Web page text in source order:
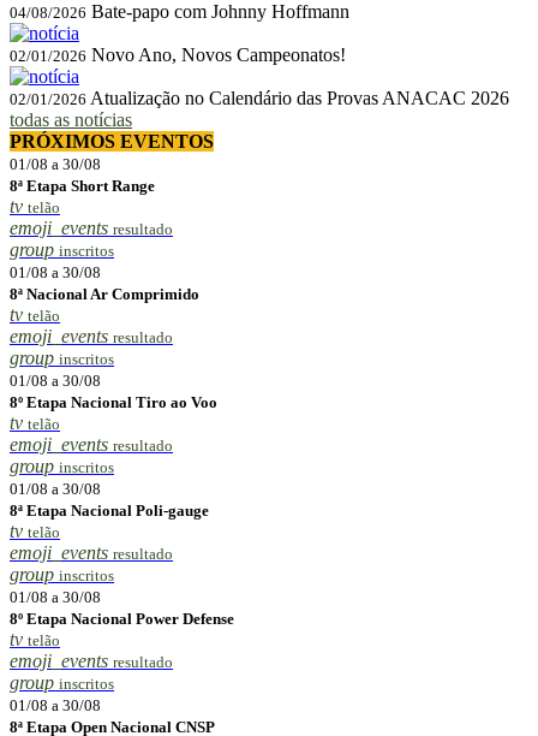
04/08/2026 Bate-papo com Johnny Hoffmann
02/01/2026 Novo Ano, Novos Campeonatos!
02/01/2026 Atualização no Calendário das Provas ANACAC 2026
todas as notícias
PRÓXIMOS EVENTOS
01/08 a 30/08
8ª Etapa Short Range
tv telão
emoji_events resultado
group inscritos
01/08 a 30/08
8ª Nacional Ar Comprimido
tv telão
emoji_events resultado
group inscritos
01/08 a 30/08
8º Etapa Nacional Tiro ao Voo
tv telão
emoji_events resultado
group inscritos
01/08 a 30/08
8ª Etapa Nacional Poli-gauge
tv telão
emoji_events resultado
group inscritos
01/08 a 30/08
8º Etapa Nacional Power Defense
tv telão
emoji_events resultado
group inscritos
01/08 a 30/08
8ª Etapa Open Nacional CNSP